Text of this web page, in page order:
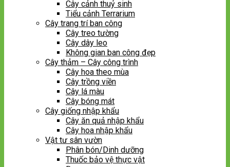
Cây cảnh thuỷ sinh
Tiểu cảnh Terrarium
Cây trang trí ban công
Cây treo tường
Cây dây leo
Không gian ban công đẹp
Cây thảm – Cây công trình
Cây hoa theo mùa
Cây trồng viền
Cây lá màu
Cây bóng mát
Cây giống nhập khẩu
Cây ăn quả nhập khẩu
Cây hoa nhập khẩu
Vật tư sân vườn
Phân bón/Dinh dưỡng
Thuốc bảo vệ thực vật